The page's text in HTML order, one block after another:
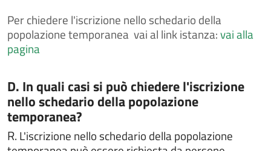
i cittadini comunitari
Chiedere l'attribuzione del cognome materno al
momento della nascita
cremazione
Chiedere l'autorizzazione alla esumazione,
estumulazione o traslazione
Chiedere la cittadinanza italiana
Perchiedere l'iscrizione nello schedario della
popolazione temporanea vai al link istanza:vai alla
pagina
Categoria:
D. In quali casi si può chiedere l'iscrizione
nello schedario della popolazione
temporanea?
R. L'iscrizione nello schedario della popolazione